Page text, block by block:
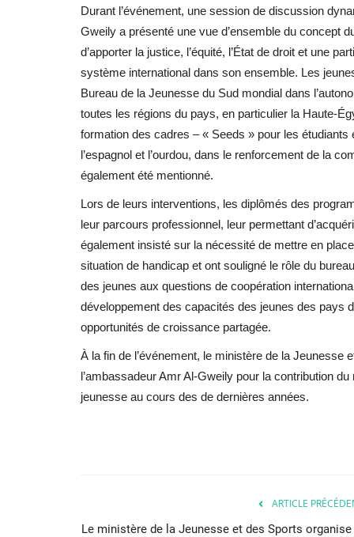
Durant l’événement, une session de discussion
Gweily a présenté une vue d’ensemble du concept
d’apporter la justice, l’équité, l’État de droit et une
système international dans son ensemble. Les
Bureau de la Jeunesse du Sud mondial dans
toutes les régions du pays, en particulier la Haute-
formation des cadres – « Seeds » pour les
l’espagnol et l’ourdou, dans le renforcement de la
également été mentionné.
Lors de leurs interventions, les diplômés des
leur parcours professionnel, leur permettant
également insisté sur la nécessité de mettre en
situation de handicap et ont souligné le rôle du
des jeunes aux questions de coopération
développement des capacités des jeunes des pays
opportunités de croissance partagée.
À la fin de l’événement, le ministère de la Jeunesse
l’ambassadeur Amr Al-Gweily pour la contribution
jeunesse au cours des de dernières années.
ARTICLE
Le ministère de la Jeunesse et des Sports